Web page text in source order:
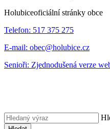
Holubiceoficiální stránky obce
Telefon: 517 375 275
E-mail: obec@holubice.cz
Senioři: Zjednodušená verze